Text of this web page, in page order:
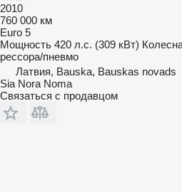
2010
760 000 км
Euro 5
Мощность 420 л.с. (309 кВт)
рессора/пневмо
Латвия, Bauska, Bauskas novads
Sia Nora Noma
Связаться с продавцом